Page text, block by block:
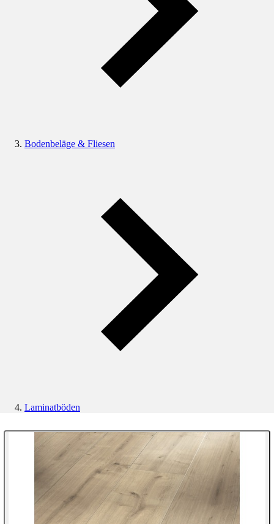
Bodenbeläge & Fliesen
Laminatböden